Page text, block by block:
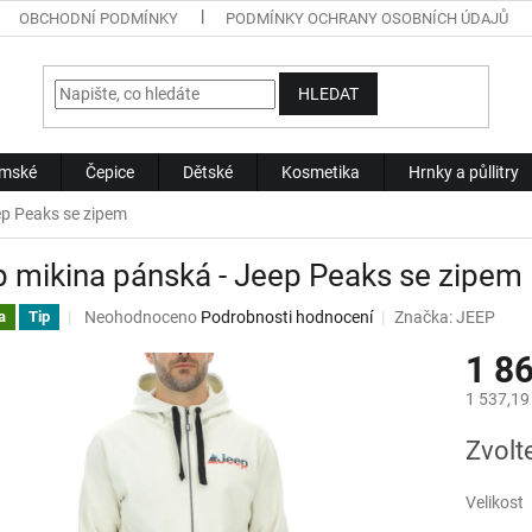
OBCHODNÍ PODMÍNKY PODMÍNKY OCHRANY OSOBNÍCH ÚDAJŮ
HLEDAT
Čepice Dětské Kosmetika Hrnky a půllitry
Peaks se zipem
mikina pánská - Jeep Peaks se zipem
Tip
Průměrné
produktu
5
hvězdiček.
Neohodnoceno Podrobnosti hodnocení Značka:JEEP
1
1 537,19
cena:
Velikost